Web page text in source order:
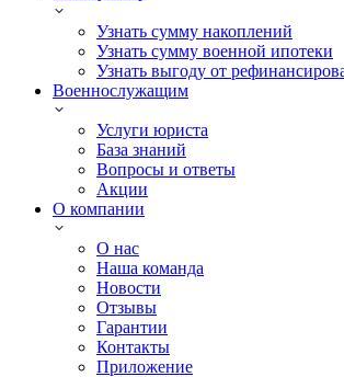
Узнать сумму накоплений
Узнать сумму военной ипотеки
Узнать выгоду от
Военнослужащим
Услуги юриста
База знаний
Вопросы и ответы
Акции
О компании
О нас
Наша команда
Новости
Отзывы
Гарантии
Контакты
Приложение